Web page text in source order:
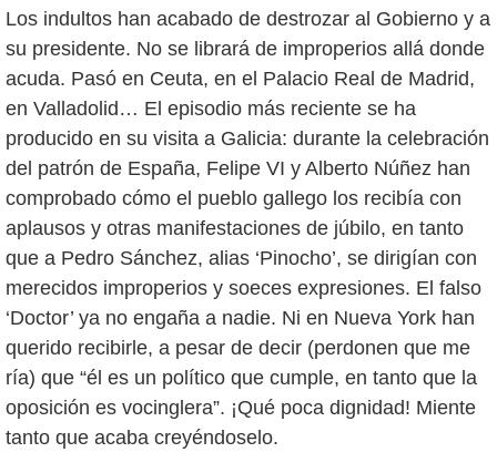
Los indultos han acabado de destrozar al Gobierno y a
su presidente. No se librará de improperios allá donde
acuda. Pasó en Ceuta, en el Palacio Real de Madrid,
en Valladolid… El episodio más reciente se ha
producido en su visita a Galicia: durante la celebración
del patrón de España, Felipe VI y Alberto Núñez han
comprobado cómo el pueblo gallego los recibía con
aplausos y otras manifestaciones de júbilo, en tanto
que a Pedro Sánchez, alias ‘Pinocho’, se dirigían con
merecidos improperios y soeces expresiones. El falso
‘Doctor’ ya no engaña a nadie. Ni en Nueva York han
querido recibirle, a pesar de decir (perdonen que me
ría) que “él es un político que cumple, en tanto que la
oposición es vocinglera”. ¡Qué poca dignidad! Miente
tanto que acaba creyéndoselo.